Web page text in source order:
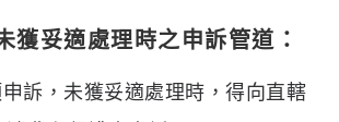
獲妥適處理時之申訴管道：
訴，未獲妥適處理時，得向直轄